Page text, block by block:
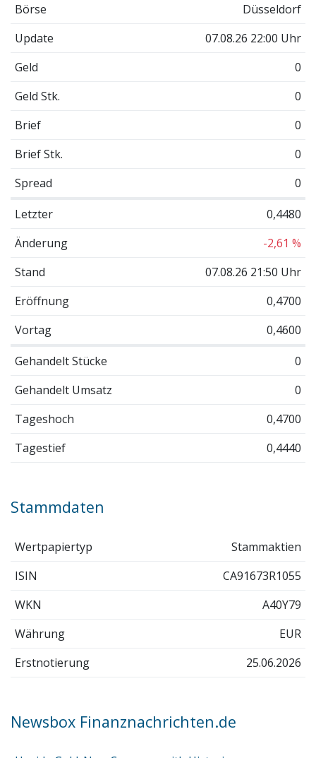
Börse
Düsseldorf
Update
07.08.26 22:00 Uhr
Geld
0
Geld Stk.
0
Brief
0
Brief Stk.
0
Spread
0
Letzter
0,4480
Änderung
-2,61 %
Stand
07.08.26 21:50 Uhr
Eröffnung
0,4700
Vortag
0,4600
Gehandelt Stücke
0
Gehandelt Umsatz
0
Tageshoch
0,4700
Tagestief
0,4440
Stammdaten
Wertpapiertyp
Stammaktien
ISIN
CA91673R1055
WKN
A40Y79
Währung
EUR
Erstnotierung
25.06.2026
Newsbox Finanznachrichten.de